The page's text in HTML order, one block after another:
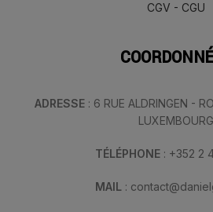
CGV - CGU
ADRESSE : 6 RUE ALDRINGEN -
LUXEMBOURG
TÉLÉPHONE : +352 2
MAIL :